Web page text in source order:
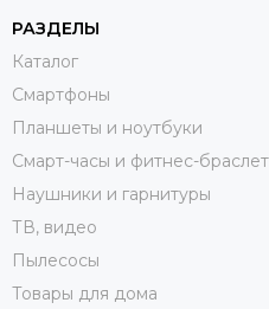
РАЗДЕЛЫ
Каталог
Смартфоны
Планшеты и ноутбуки
Смарт-часы и фитнес-
Наушники и гарнитуры
ТВ, видео
Пылесосы
Товары для дома